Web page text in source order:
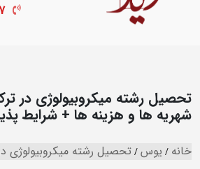
تحصیل رشته میکروبیولوژی در
شهریه ها و هزینه ها + شرایط
خانه یوس تحصیل رشته میکروبیولوژی